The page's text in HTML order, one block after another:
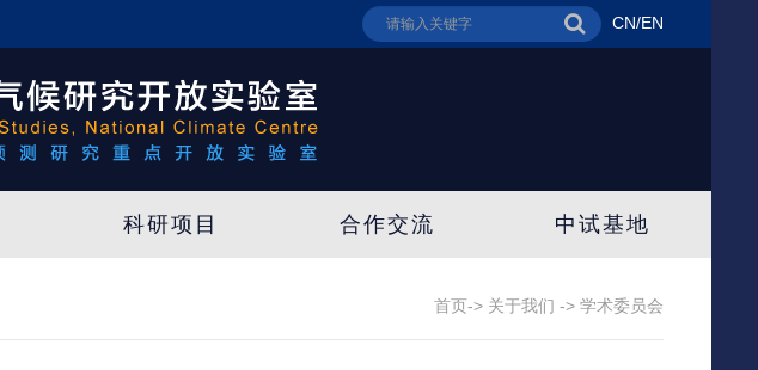
CN/EN
科研项目 合作交流 中试基地
首页-> 关于我们 -> 学术委员会